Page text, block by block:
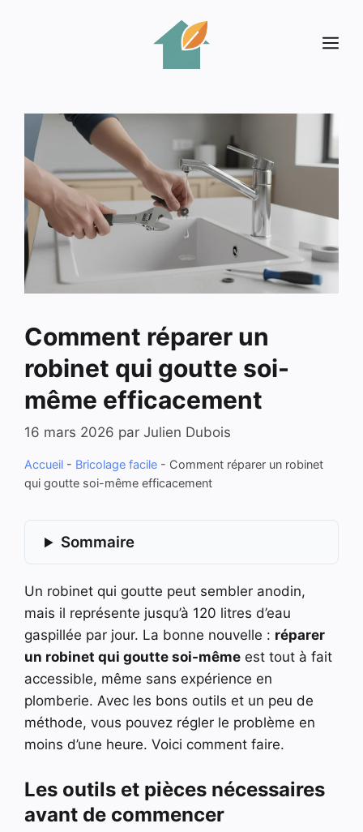
Comment réparer un
robinet qui goutte soi-
même efficacement
16 mars 2026 par Julien Dubois
Accueil - Bricolage facile - Comment réparer un robinet
qui goutte soi-même efficacement
Sommaire
Un robinet qui goutte peut sembler anodin,
mais il représente jusqu’à 120 litres d’eau
gaspillée par jour. La bonne nouvelle : réparer
un robinet qui goutte soi-même est tout à fait
accessible, même sans expérience en
plomberie. Avec les bons outils et un peu de
méthode, vous pouvez régler le problème en
moins d’une heure. Voici comment faire.
Les outils et pièces nécessaires
avant de commencer